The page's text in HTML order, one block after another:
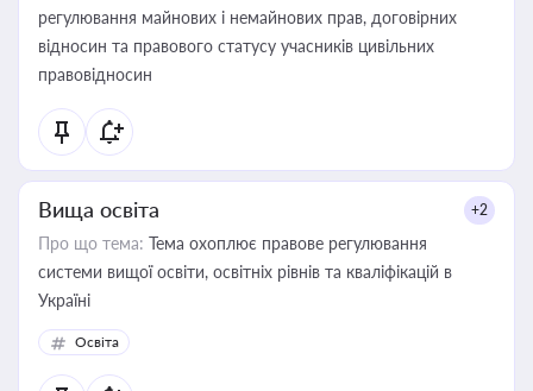
регулювання майнових і немайнових прав, договірних
відносин та правового статусу учасників цивільних
правовідносин
Вища освіта +2
Про що тема: Тема охоплює правове регулювання
системи вищої освіти, освітніх рівнів та кваліфікацій в
Україні
Освіта